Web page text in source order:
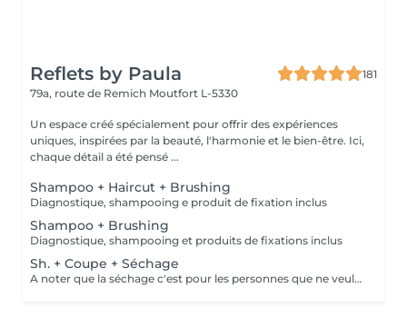
Reflets by Paula
181
79a, route de Remich Moutfort L-5330
Un espace créé spécialement pour offrir des expériences
uniques, inspirées par la beauté, l'harmonie et le bien-être. Ici,
chaque détail a été pensé ...
Shampoo + Haircut + Brushing
Diagnostique, shampooing e produit de fixation inclus
Shampoo + Brushing
Diagnostique, shampooing et produits de fixations inclus
Sh. + Coupe + Séchage
A noter que la séchage c'est pour les personnes que ne veulent pas faire le brushing. C'est simplement pour en enlever l'excès de l'eau du cheveux!